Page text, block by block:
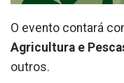
O evento contará
Agricultura e
outros.